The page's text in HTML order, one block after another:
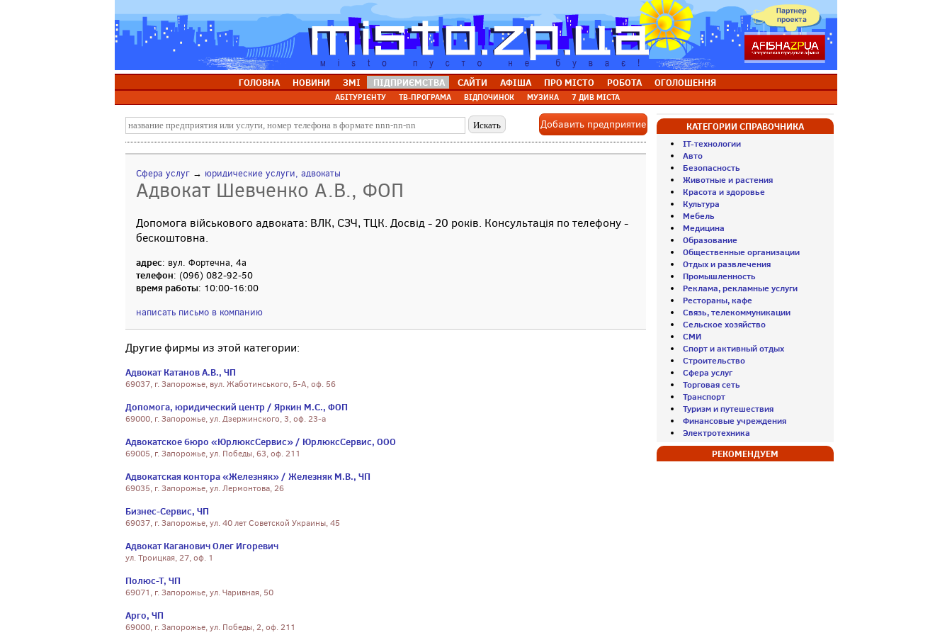
ГОЛОВНА НОВИНИ ЗМІ ПІДПРИЄМСТВА САЙТИ АФІША ПРО МІСТО РОБОТА ОГОЛОШЕННЯ
АБІТУРІЄНТУ ТВ-ПРОГРАМА ВІДПОЧИНОК МУЗИКА 7 ДИВ МІСТА
Добавить предприятие
Сфера услуг → юридические услуги, адвокаты
Адвокат Шевченко А.В., ФОП
Допомога військового адвоката: ВЛК, СЗЧ, ТЦК. Досвід - 20 років. Консультація по телефону -
бескоштовна.
адрес: вул. Фортечна, 4а
телефон: (096) 082-92-50
время работы: 10:00-16:00
написать письмо в компанию
Другие фирмы из этой категории:
Адвокат Катанов А.В., ЧП
69037, г. Запорожье, вул. Жаботинського, 5-А, оф. 56
Допомога, юридический центр / Яркин М.С., ФОП
69000, г. Запорожье, ул. Дзержинского, 3, оф. 23-а
Адвокатское бюро «ЮрлюксСервис» / ЮрлюксСервис, ООО
69005, г. Запорожье, ул. Победы, 63, оф. 211
Адвокатская контора «Железняк» / Железняк М.В., ЧП
69035, г. Запорожье, ул. Лермонтова, 26
Бизнес-Сервис, ЧП
69037, г. Запорожье, ул. 40 лет Советской Украины, 45
Адвокат Каганович Олег Игоревич
ул. Троицкая, 27, оф. 1
Полюс-Т, ЧП
69071, г. Запорожье, ул. Чаривная, 50
Арго, ЧП
69000, г. Запорожье, ул. Победы, 2, оф. 211
КАТЕГОРИИ СПРАВОЧНИКА
IT-технологии
Авто
Безопасность
Животные и растения
Красота и здоровье
Культура
Мебель
Медицина
Образование
Общественные организации
Отдых и развлечения
Промышленность
Реклама, рекламные услуги
Рестораны, кафе
Связь, телекоммуникации
Сельское хозяйство
СМИ
Спорт и активный отдых
Строительство
Сфера услуг
Торговая сеть
Транспорт
Туризм и путешествия
Финансовые учреждения
Электротехника
РЕКОМЕНДУЕМ